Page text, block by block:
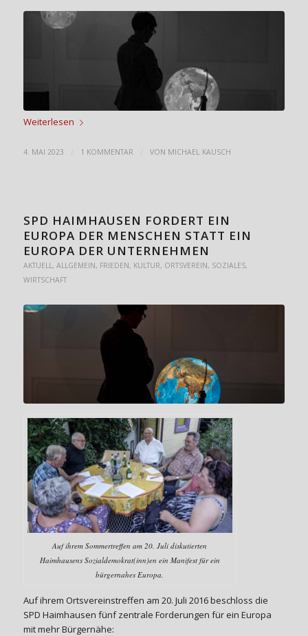
Weiterlesen
4. MAI 2023 1 KOMMENTAR VON MICHAEL KAUSCH
SPD HAIMHAUSEN FORDERT EIN
EUROPA DER MENSCHEN STATT EIN
EUROPA DER UNTERNEHMEN
AKTUELL , ALLGEMEIN, FRIEDEN, KULTUR, ORTSVEREIN, SOZIALES,
WIRTSCHAFT
Auf ihrem Sommertreffen am 20. Juli diskutierten
Haimhausens Sozialdemokrat(inn)en ein Manifest für ein
bürgernahes Europa.
Auf ihrem Ortsvereinstreffen am 20. Juli 2016 beschloss die
SPD Haimhausen fünf zentrale Forderungen für ein Europa
mit mehr Bürgernähe: